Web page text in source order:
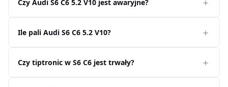
Czy Audi S6 C6 5.2 V10 jest awaryjne?
Ile pali Audi S6 C6 5.2 V10?
Czy tiptronic w S6 C6 jest trwały?